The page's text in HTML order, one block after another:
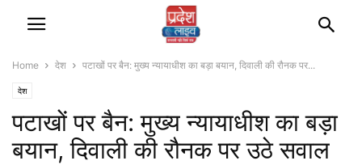
Home देश पटाखों पर बैन: मुख्य न्यायाधीश का बड़ा बयान, दिवाली की रौनक पर...
देश
पटाखों पर बैन: मुख्य न्यायाधीश का बड़ा
बयान, दिवाली की रौनक पर उठे सवाल